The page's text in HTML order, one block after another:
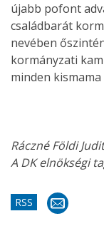
újabb pofont
családbarát
nevében
kormányzati
minden kismama
Ráczné Földi
A DK elnökségi
RSS